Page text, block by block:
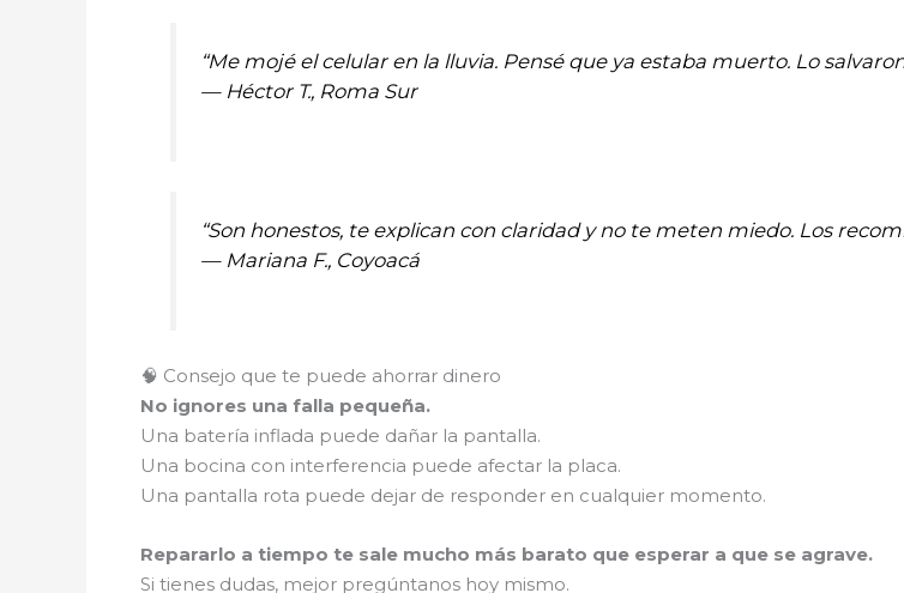
“Me mojé el celular en la lluvia. Pensé que ya estaba muerto. Lo
— Héctor T., Roma Sur
“Son honestos, te explican con claridad y no te meten miedo. Los
— Mariana F., Coyoacá
🧠 Consejo que te puede ahorrar dinero
No ignores una falla pequeña.
Una batería inflada puede dañar la pantalla.
Una bocina con interferencia puede afectar la placa.
Una pantalla rota puede dejar de responder en cualquier momento.
Repararlo a tiempo te sale mucho más barato que esperar a que se agrave.
Si tienes dudas, mejor pregúntanos hoy mismo.